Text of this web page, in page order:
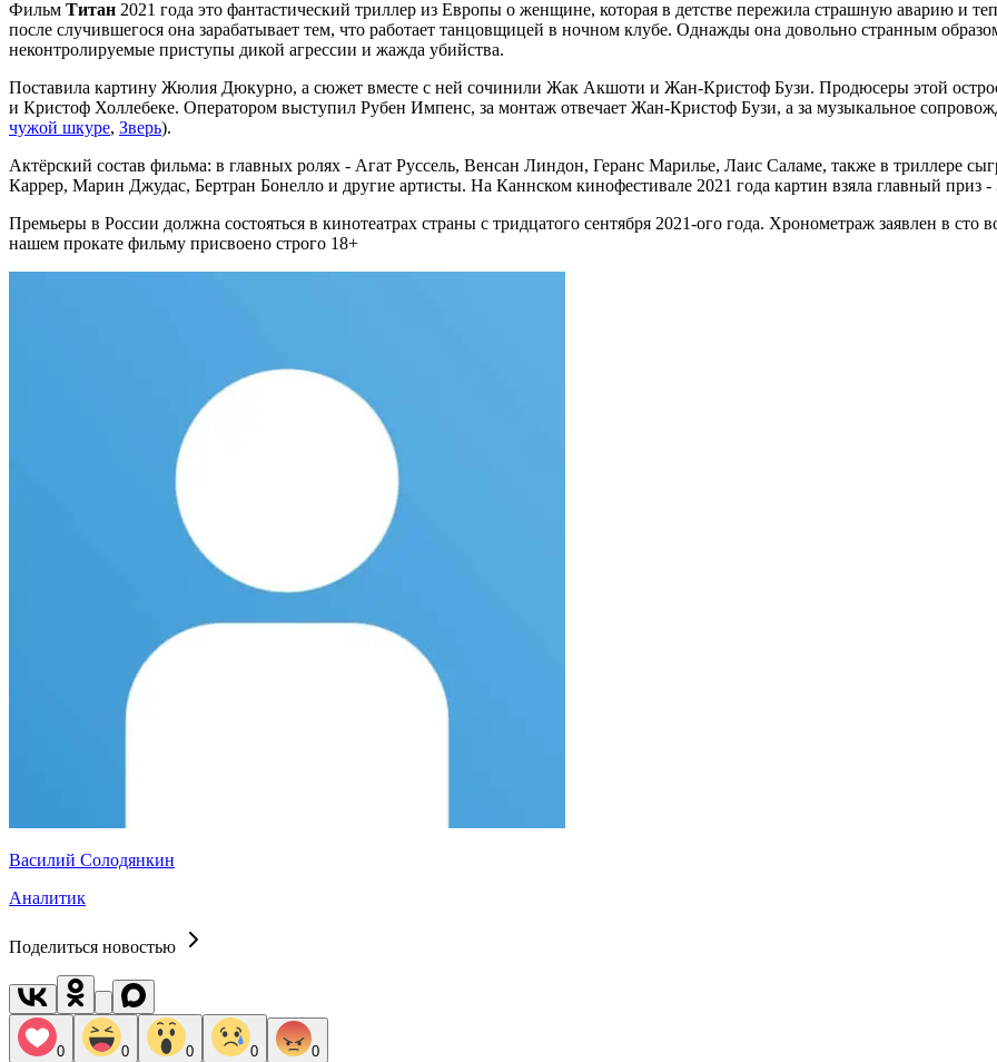
Фильм Титан 2021 года это фантастический триллер из Европы о женщине, которая в детстве пережила страшную аварию и
после случившегося она зарабатывает тем, что работает танцовщицей в ночном клубе. Однажды она довольно странным
неконтролируемые приступы дикой агрессии и жажда убийства.
Поставила картину Жюлия Дюкурно, а сюжет вместе с ней сочинили Жак Акшоти и Жан-Кристоф Бузи. Продюсеры этой
и Кристоф Холлебеке. Оператором выступил Рубен Импенс, за монтаж отвечает Жан-Кристоф Бузи, а за музыкальное
чужой шкуре, Зверь).
Актёрский состав фильма: в главных ролях - Агат Руссель, Венсан Линдон, Геранс Марилье, Лаис Саламе, также в триллере
Каррер, Марин Джудас, Бертран Бонелло и другие артисты. На Каннском кинофестивале 2021 года картин взяла главный приз
Премьеры в России должна состояться в кинотеатрах страны с тридцатого сентября 2021-ого года. Хронометраж заявлен в
нашем прокате фильму присвоено строго 18+
Василий Солодянкин
Аналитик
Поделиться новостью
0 0 0 0 0